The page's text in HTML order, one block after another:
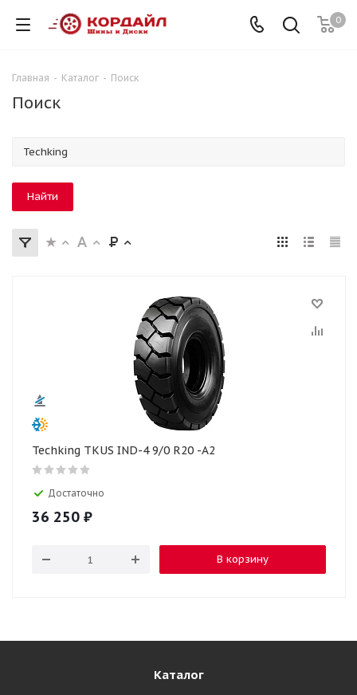
0
Главная - Каталог - Поиск
Поиск
Techking TKUS IND-4 9/0 R20 -A2
Достаточно
36 250 ₽
В корзину
Каталог